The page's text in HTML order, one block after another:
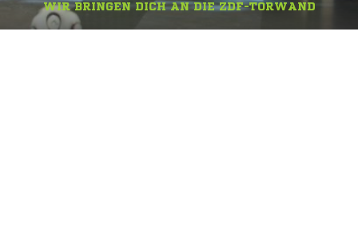
WIR BRINGEN DICH AN DIE ZDF-TORWAND